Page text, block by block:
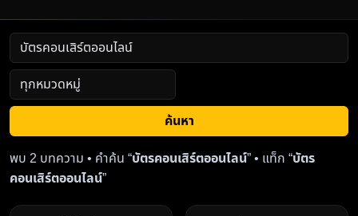
ค้นหา
พบ 2 บทความ • คำค้น “บัตรคอนเสิร์ตออนไลน์” • แท็ก “บัตร
คอนเสิร์ตออนไลน์”